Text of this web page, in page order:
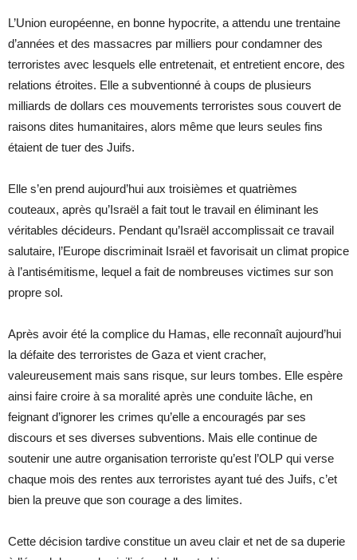
L’Union européenne, en bonne hypocrite, a attendu une trentaine
d’années et des massacres par milliers pour condamner des
terroristes avec lesquels elle entretenait, et entretient encore, des
relations étroites. Elle a subventionné à coups de plusieurs
milliards de dollars ces mouvements terroristes sous couvert de
raisons dites humanitaires, alors même que leurs seules fins
étaient de tuer des Juifs.
Elle s’en prend aujourd’hui aux troisièmes et quatrièmes
couteaux, après qu’Israël a fait tout le travail en éliminant les
véritables décideurs. Pendant qu’Israël accomplissait ce travail
salutaire, l’Europe discriminait Israël et favorisait un climat propice
à l’antisémitisme, lequel a fait de nombreuses victimes sur son
propre sol.
Après avoir été la complice du Hamas, elle reconnaît aujourd’hui
la défaite des terroristes de Gaza et vient cracher,
valeureusement mais sans risque, sur leurs tombes. Elle espère
ainsi faire croire à sa moralité après une conduite lâche, en
feignant d’ignorer les crimes qu’elle a encouragés par ses
discours et ses diverses subventions. Mais elle continue de
soutenir une autre organisation terroriste qu’est l’OLP qui verse
chaque mois des rentes aux terroristes ayant tué des Juifs, c’et
bien la preuve que son courage a des limites.
Cette décision tardive constitue un aveu clair et net de sa duperie